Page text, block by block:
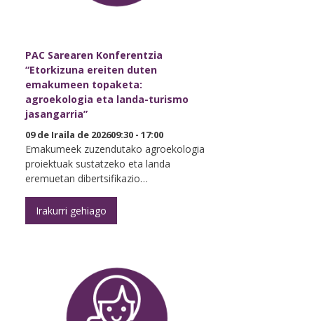
PAC Sarearen Konferentzia
“Etorkizuna ereiten duten
emakumeen topaketa:
agroekologia eta landa-turismo
jasangarria”
09 de Iraila de 202609:30 - 17:00
Emakumeek zuzendutako agroekologia
proiektuak sustatzeko eta landa
eremuetan dibertsifikazio…
Irakurri gehiago